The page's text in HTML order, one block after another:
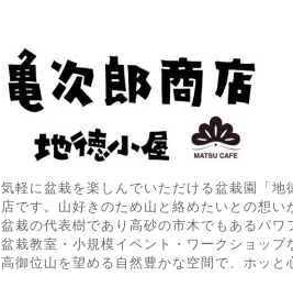
気軽に盆栽を楽しんでいただける盆栽園「
店です。山好きのため山と絡めたいとの想い
盆栽の代表樹であり高砂の市木でもあるパワ
盆栽教室・小規模イベント・ワークショップ
高御位山を望める自然豊かな空間で、ホッ